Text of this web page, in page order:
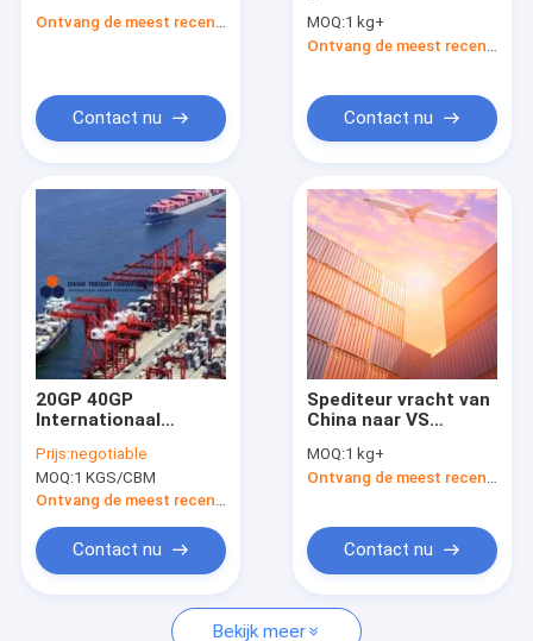
Producten
Video's
Over ons
Fabriekstocht
Vraag een offerte
Verenigd Koninkrijk, Ontvang de meest recente Prijs
Contact nu
MOQ:1 kg+
Contact nu
20GP 40GP
Internationaal
van China naar de VS
Prijs:negotiable
MOQ:1 KGS/CBM
Ontvang de meest recente Prijs
Contact nu
Spediteur vracht van
China naar VS
van China naar VS
MOQ:1 kg+
Contact nu
Bekijk meer